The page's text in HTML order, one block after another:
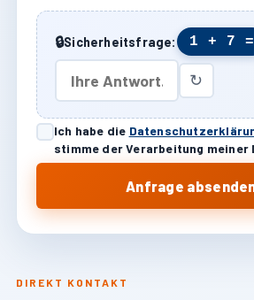
DIREKT KONTAKT
🔒Sicherheitsfrage: 1 + 7 =
↻
Ich habe die
stimme der Verarbeitung meiner
Anfrage